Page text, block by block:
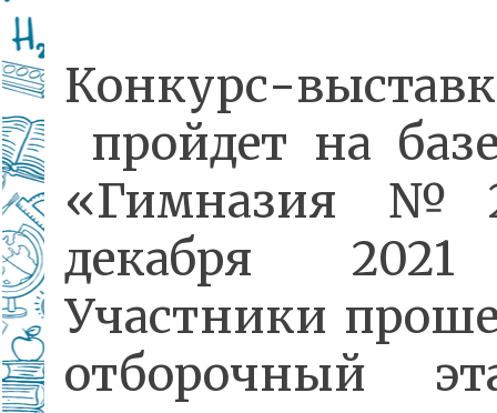
Конкурс-
пройдет на
«Гимназия
декабря
Участники
отборочный